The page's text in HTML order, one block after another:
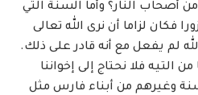
أصحاب النار؟ وأما السنة التي
فكان لزاما أن نرى الله تعالى
لم يفعل مع أنه ‏قادر على ذلك.
التيه فلا نحتاج إلى إخواننا
وغيرهم من أبناء فارس مثل